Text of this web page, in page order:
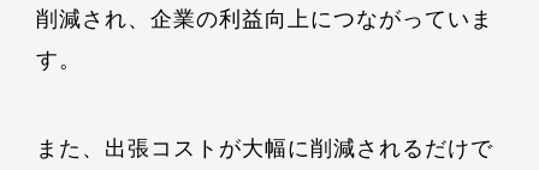
削減され、企業の利益向上につながっていま
す。
また、出張コストが大幅に削減されるだけで